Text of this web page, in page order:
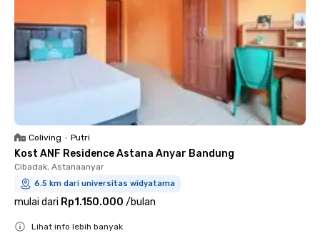
Coliving • Putri
Kost ANF Residence Astana Anyar Bandung
Cibadak, Astanaanyar
6.5 km dari universitas widyatama
mulai dari Rp1.150.000 /bulan
Lihat info lebih banyak